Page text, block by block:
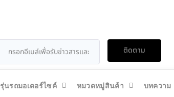
ติดตาม
รุ่นรถมอเตอร์ไซค์ หมวดหมู่สินค้า บทความ